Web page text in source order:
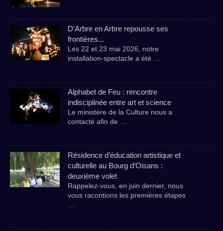
D'Arbre en Arbre repousse ses
frontières...
Les 22 et 23 mai 2026, notre
installation-spectacle a été …
Alphabet de Feu : rencontre
indisciplinée entre art et science
Le ministère de la Culture nous a
contacté afin de …
Résidence d’éducation artistique et
culturelle au Bourg d’Oisans :
deuxième volet
Rappelez-vous, en juin dernier, nous
vous racontions les premières étapes
…